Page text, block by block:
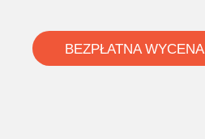
BEZPŁATNA WYCENA